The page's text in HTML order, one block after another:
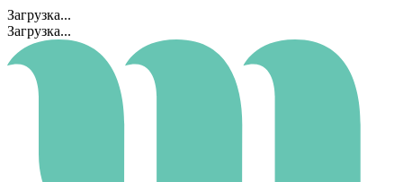
Загрузка...
Загрузка...